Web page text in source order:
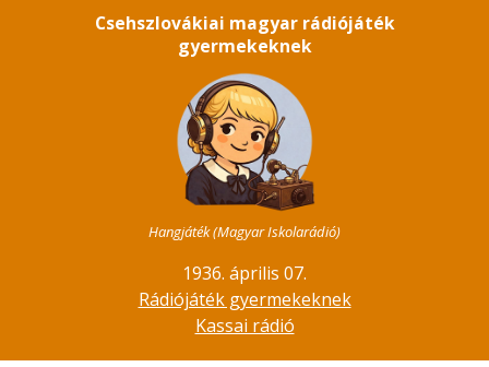
Csehszlovákiai magyar rádiójáték
gyermekeknek
Hangjáték (Magyar Iskolarádió)
1936. április 07.
Rádiójáték gyermekeknek
Kassai rádió